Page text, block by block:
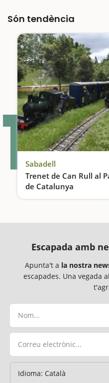
Són tendència
1Sabadell
Trenet de Can Rull al
de Catalunya
Escapada amb
Apunta't a la nostra
escapades. Una vegada